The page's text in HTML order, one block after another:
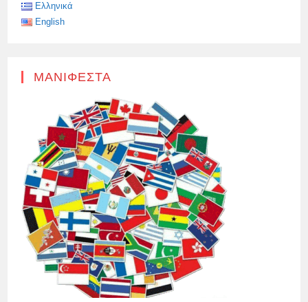
Ελληνικά
English
ΜΑΝΙΦΈΣΤΑ